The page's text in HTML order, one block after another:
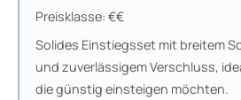
Preisklasse: €€
Solides Einstiegsset mit breitem
und zuverlässigem Verschluss,
die günstig einsteigen möchten.